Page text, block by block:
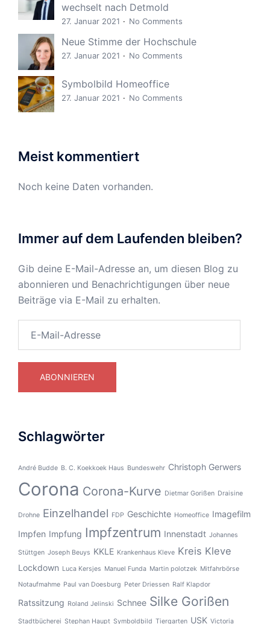
wechselt nach Detmold
27. Januar 2021 No Comments
Neue Stimme der Hochschule
27. Januar 2021 No Comments
Symbolbild Homeoffice
27. Januar 2021 No Comments
Meist kommentiert
Noch keine Daten vorhanden.
Immer auf dem Laufenden bleiben?
Gib deine E-Mail-Adresse an, um diesen Blog zu
abonnieren und Benachrichtigungen über neue
Beiträge via E-Mail zu erhalten.
Mail-
ABONNIEREN
Schlagwörter
André Budde B. C. Koekkoek Haus Bundeswehr Christoph Gerwers
Corona Corona-Kurve Dietmar Gorißen Draisine
Drohne Einzelhandel FDP Geschichte Homeoffice Imagefilm
Impfen Impfung Impfzentrum Innenstadt Johannes
Stüttgen Joseph Beuys KKLE Krankenhaus Kleve Kreis Kleve
Lockdown Luca Kersjes Manuel Funda Martin polotzek Mitfahrbörse
Notaufmahme Paul van Doesburg Peter Driessen Ralf Klapdor
Ratssitzung Roland Jelinski Schnee Silke Gorißen
Stadtbücherei Stephan Haupt Symboldbild Tiergarten USK Victoria